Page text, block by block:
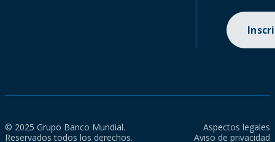
© 2025 Grupo Banco Mundial.
Reservados todos los derechos.
Aspectos legales
Aviso de privacidad